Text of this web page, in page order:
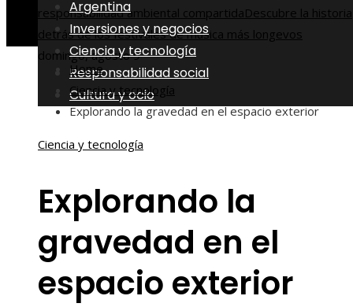
responsabilidad ambiental compartidaDescubre la historia
detrás de los festivales de música más longevos
domingo, agosto 9
Argentina
Inversiones y negocios
Ciencia y tecnología
Responsabilidad social
Cultura y ocio
Home
Ciencia y tecnología
Explorando la gravedad en el espacio exterior
Ciencia y tecnología
Explorando la
gravedad en el
espacio exterior